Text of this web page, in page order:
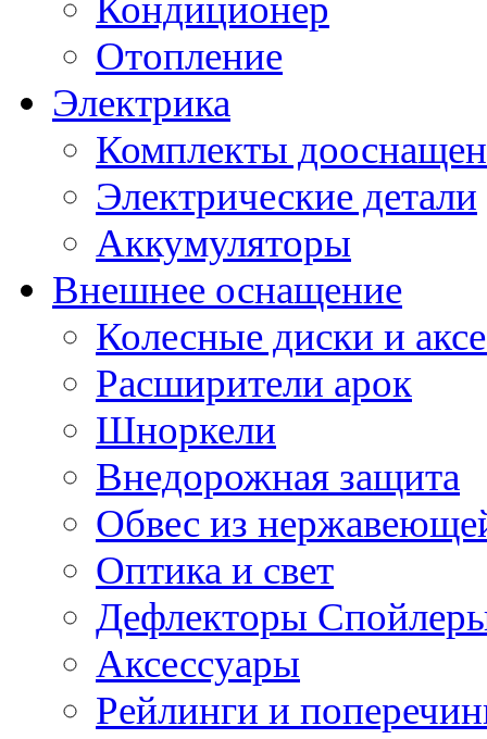
Кондиционер
Отопление
Электрика
Комплекты
Электрические детали
Аккумуляторы
Внешнее оснащение
Колесные диски и
Расширители арок
Шноркели
Внедорожная защита
Обвес из
Оптика и свет
Дефлекторы
Аксессуары
Рейлинги и